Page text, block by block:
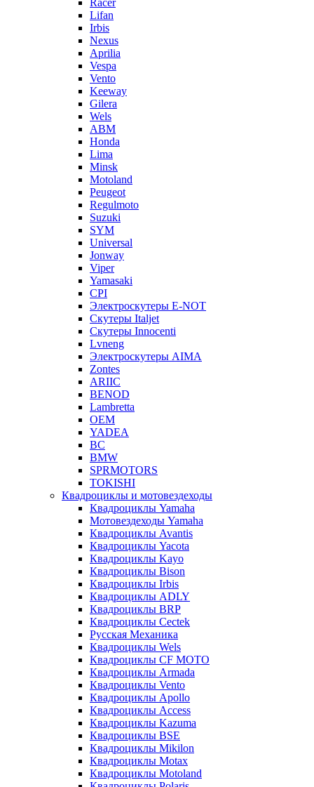
Racer
Lifan
Irbis
Nexus
Aprilia
Vespa
Vento
Keeway
Gilera
Wels
ABM
Honda
Lima
Minsk
Motoland
Peugeot
Regulmoto
Suzuki
SYM
Universal
Jonway
Viper
Yamasaki
CPI
Электроскутеры E-NOT
Скутеры Italjet
Скутеры Innocenti
Lvneng
Электроскутеры AIMA
Zontes
ARIIC
BENOD
Lambretta
OEM
YADEA
BC
BMW
SPRMOTORS
TOKISHI
Квадроциклы и мотовездеходы
Квадроциклы Yamaha
Мотовездеходы Yamaha
Квадроциклы Avantis
Квадроциклы Yacota
Квадроциклы Kayo
Квадроциклы Bison
Квадроциклы Irbis
Квадроциклы ADLY
Квадроциклы BRP
Квадроциклы Cectek
Русская Механика
Квадроциклы Wels
Квадроциклы CF MOTO
Квадроциклы Armada
Квадроциклы Vento
Квадроциклы Apollo
Квадроциклы Access
Квадроциклы Kazuma
Квадроциклы BSE
Квадроциклы Mikilon
Квадроциклы Motax
Квадроциклы Motoland